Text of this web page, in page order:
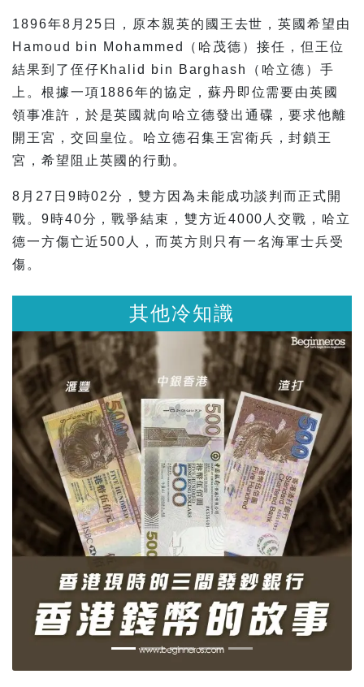
1896年8月25日，原本親英的國王去世，英國希望由
Hamoud bin Mohammed（哈茂德）接任，但王位
結果到了侄仔Khalid bin Barghash（哈立德）手
上。根據一項1886年的協定，蘇丹即位需要由英國
領事准許，於是英國就向哈立德發出通碟，要求他離
開王宮，交回皇位。哈立德召集王宮衛兵，封鎖王
宮，希望阻止英國的行動。
8月27日9時02分，雙方因為未能成功談判而正式開
戰。9時40分，戰爭結束，雙方近4000人交戰，哈立
德一方傷亡近500人，而英方則只有一名海軍士兵受
傷。